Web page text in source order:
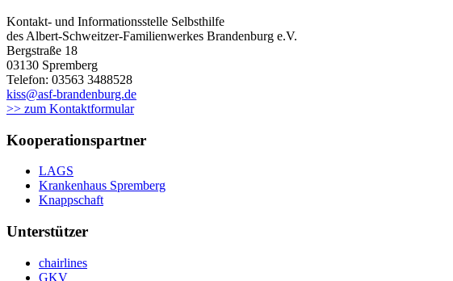
Kontakt- und Informationsstelle Selbsthilfe
des Albert-Schweitzer-Familienwerkes Brandenburg e.V.
Bergstraße 18
03130 Spremberg
Telefon: 03563 3488528
kiss@asf-brandenburg.de
>> zum Kontaktformular
Kooperationspartner
LAGS
Krankenhaus Spremberg
Knappschaft
Unterstützer
chairlines
GKV